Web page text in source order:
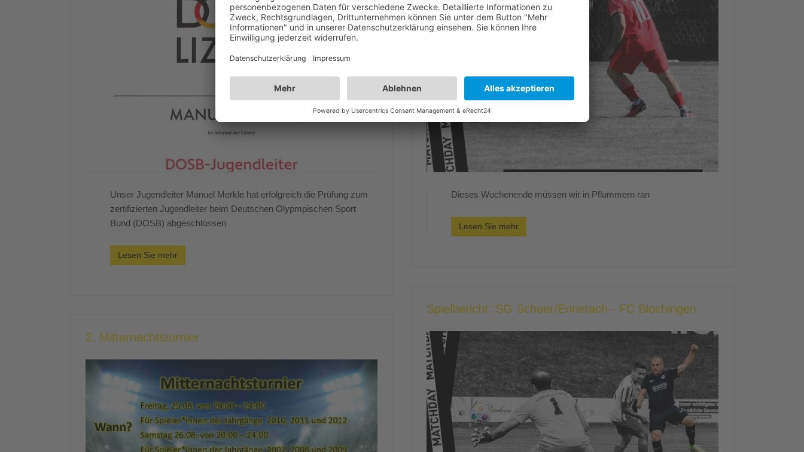
Unser Jugendleiter Manuel Merkle hat erfolgreich die Prüfung zum
zertifizierten Jugendleiter beim Deutschen Olypmpischen Sport
Bund (DOSB) abgeschlossen
Lesen Sie mehr
2. Mitternachtsturnier
Dieses Wochenende müssen wir in Pflummern ran
Lesen Sie mehr
Spielbericht: SG Scheer/Ennetach - FC Blochingen